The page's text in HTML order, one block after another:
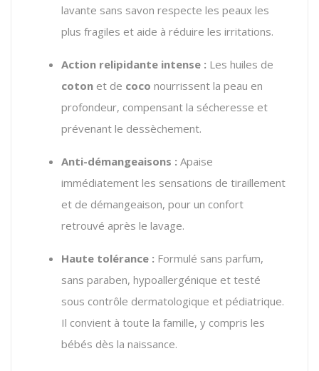
lavante sans savon respecte les peaux les
plus fragiles et aide à réduire les irritations.
Action relipidante intense : Les huiles de
coton et de coco nourrissent la peau en
profondeur, compensant la sécheresse et
prévenant le dessèchement.
Anti-démangeaisons : Apaise
immédiatement les sensations de tiraillement
et de démangeaison, pour un confort
retrouvé après le lavage.
Haute tolérance : Formulé sans parfum,
sans paraben, hypoallergénique et testé
sous contrôle dermatologique et pédiatrique.
Il convient à toute la famille, y compris les
bébés dès la naissance.